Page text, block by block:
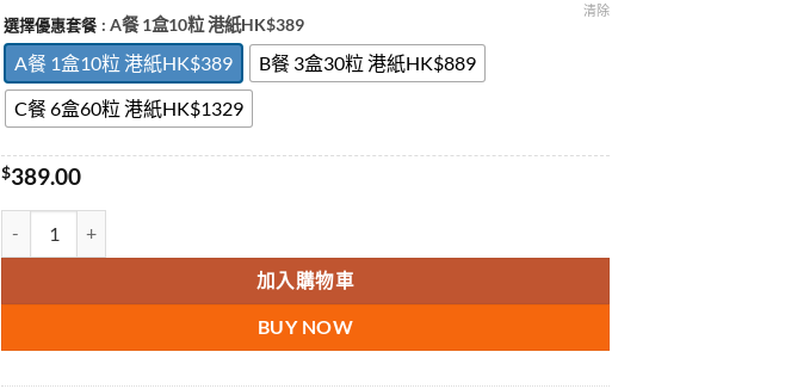
選擇優惠套餐 : A餐 1盒10粒 港紙HK$389
A餐 1盒10粒 港紙HK$389
B餐 3盒30粒 港紙HK$889
C餐 6盒60粒 港紙HK$1329
清除
$389.00
加入購物車
BUY NOW